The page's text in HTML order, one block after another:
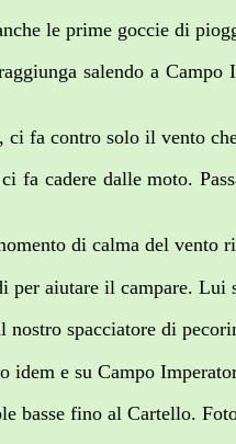
le prime goccie di
salendo a
fa contro solo il vento
fa cadere dalle moto.
di calma del
per aiutare il campare.
spacciatore di
e su Campo
basse fino al Cartello.